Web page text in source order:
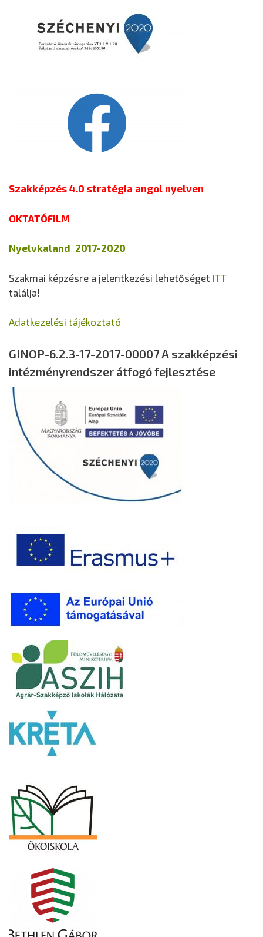
Szakképzés 4.0 stratégia angol nyelven
OKTATÓFILM
Nyelvkaland 2017-2020
Szakmai képzésre a jelentkezési lehetőséget ITT
találja!
Adatkezelési tájékoztató
GINOP-6.2.3-17-2017-00007 A szakképzési
intézményrendszer átfogó fejlesztése